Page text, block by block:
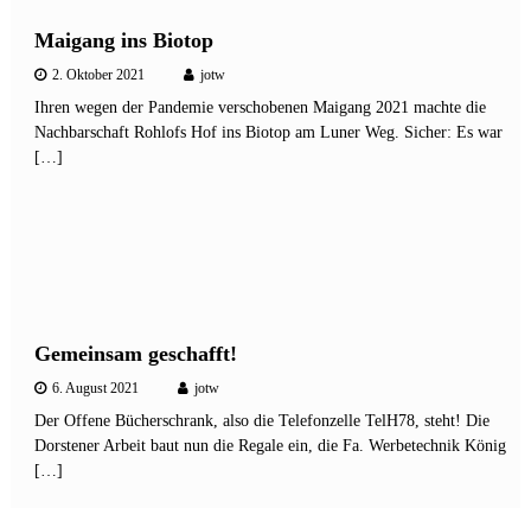
Maigang ins Biotop
2. Oktober 2021 jotw
Ihren wegen der Pandemie verschobenen Maigang 2021 machte die
Nachbarschaft Rohlofs Hof ins Biotop am Luner Weg. Sicher: Es war
[…]
Gemeinsam geschafft!
6. August 2021 jotw
Der Offene Bücherschrank, also die Telefonzelle TelH78, steht! Die
Dorstener Arbeit baut nun die Regale ein, die Fa. Werbetechnik König
[…]